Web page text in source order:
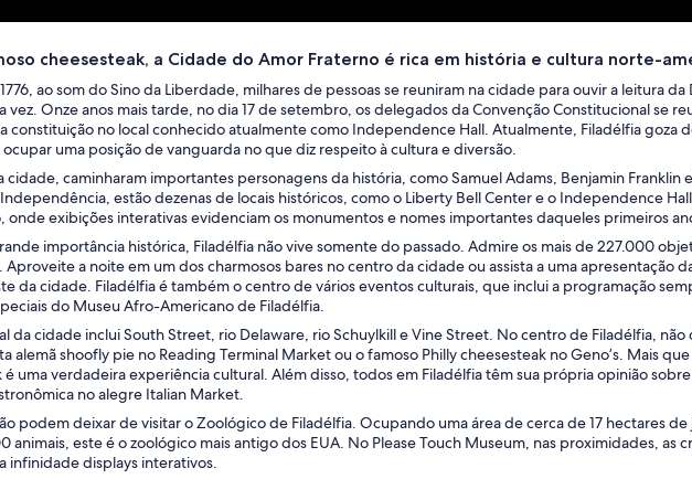
cheesesteak, a Cidade do Amor Fraterno é rica em história e cultura norte-
ao som do Sino da Liberdade, milhares de pessoas se reuniram na cidade para ouvir a leitura
vez. Onze anos mais tarde, no dia 17 de setembro, os delegados da Convenção Constitucional se
a constituição no local conhecido atualmente como Independence Hall. Atualmente, Filadélfia
uma posição de vanguarda no que diz respeito à cultura e diversão.
cidade, caminharam importantes personagens da história, como Samuel Adams, Benjamin Franklin
estão dezenas de locais históricos, como o Liberty Bell Center e o Independence
onde exibições interativas evidenciam os monumentos e nomes importantes daqueles primeiros
importância histórica, Filadélfia não vive somente do passado. Admire os mais de 227.000
Aproveite a noite em um dos charmosos bares no centro da cidade ou assista a uma apresentação
da cidade. Filadélfia é também o centro de vários eventos culturais, que inclui a programação
do Museu Afro-Americano de Filadélfia.
da cidade inclui South Street, rio Delaware, rio Schuylkill e Vine Street. No centro de Filadélfia,
alemã shoofly pie no Reading Terminal Market ou o famoso Philly cheesesteak no Geno’s. Mais
é uma verdadeira experiência cultural. Além disso, todos em Filadélfia têm sua própria opinião
no alegre Italian Market.
podem deixar de visitar o Zoológico de Filadélfia. Ocupando uma área de cerca de 17 hectares
animais, este é o zoológico mais antigo dos EUA. No Please Touch Museum, nas proximidades, as
infinidade displays interativos.